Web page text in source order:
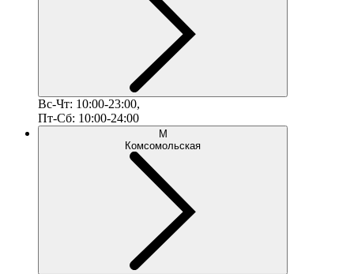
Вс-Чт: 10:00-23:00,
Пт-Сб: 10:00-24:00
М
Комсомольская